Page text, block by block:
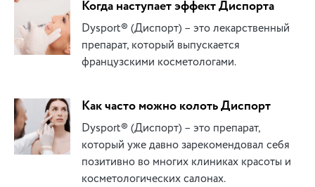
Когда наступает эффект Диспорта
Dysport® (Диспорт) – это лекарственный
препарат, который выпускается
французскими косметологами.
Как часто можно колоть Диспорт
Dysport® (Диспорт) – это препарат,
который уже давно зарекомендовал себя
позитивно во многих клиниках красоты и
косметологических салонах.